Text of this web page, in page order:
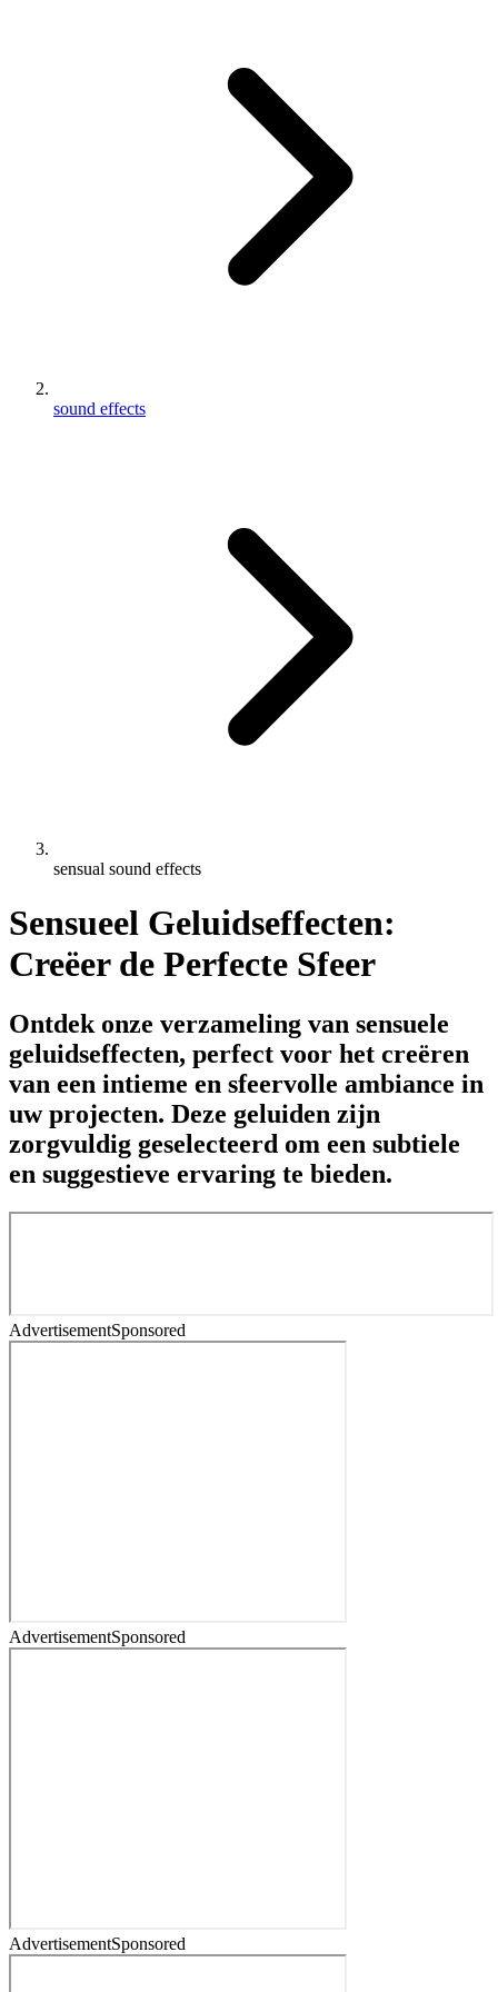
sound effects
sensual sound effects
Sensueel Geluidseffecten:
Creëer de Perfecte Sfeer
Ontdek onze verzameling van sensuele
geluidseffecten, perfect voor het creëren
van een intieme en sfeervolle ambiance in
uw projecten. Deze geluiden zijn
zorgvuldig geselecteerd om een subtiele
en suggestieve ervaring te bieden.
AdvertisementSponsored
AdvertisementSponsored
AdvertisementSponsored